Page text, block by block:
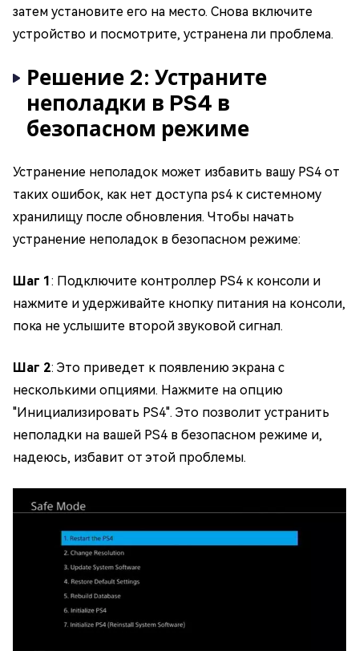
затем установите его на место. Снова включите
устройство и посмотрите, устранена ли проблема.
Решение 2: Устраните
неполадки в PS4 в
безопасном режиме
Устранение неполадок может избавить вашу PS4 от
таких ошибок, как нет доступа ps4 к системному
хранилищу после обновления. Чтобы начать
устранение неполадок в безопасном режиме:
Шаг 1: Подключите контроллер PS4 к консоли и
нажмите и удерживайте кнопку питания на консоли,
пока не услышите второй звуковой сигнал.
Шаг 2: Это приведет к появлению экрана с
несколькими опциями. Нажмите на опцию
"Инициализировать PS4". Это позволит устранить
неполадки на вашей PS4 в безопасном режиме и,
надеюсь, избавит от этой проблемы.